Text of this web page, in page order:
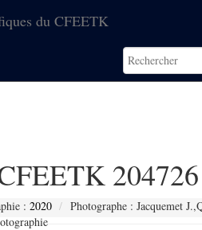
du CFEETK
204726
: 2020
Photographe : Jacquemet